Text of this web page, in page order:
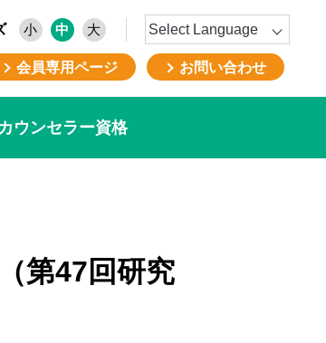
小 中 大
会員専用ページ お問い合わせ
ウンセラー資格
第47回研究